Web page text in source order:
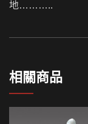
地………..
相關商品